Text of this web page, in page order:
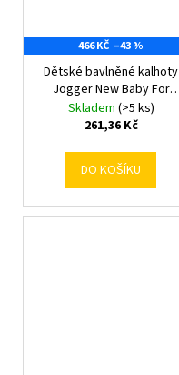
466 KČ –43 %
Dětské bavlněné kalhoty
Jogger New Baby For
Babies bunny 74 (6-9m)
Skladem (>5 ks)
261,36 Kč
DO KOŠÍKU